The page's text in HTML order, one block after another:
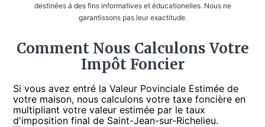
destinées à des fins informatives et éducationelles. Nous ne
garantissons pas leur exactitude.
Comment Nous Calculons Votre
Impôt Foncier
Si vous avez entré la Valeur Povinciale Estimée de
votre maison, nous calculons votre taxe foncière en
multipliant votre valeur estimée par le taux
d'imposition final de Saint-Jean-sur-Richelieu.